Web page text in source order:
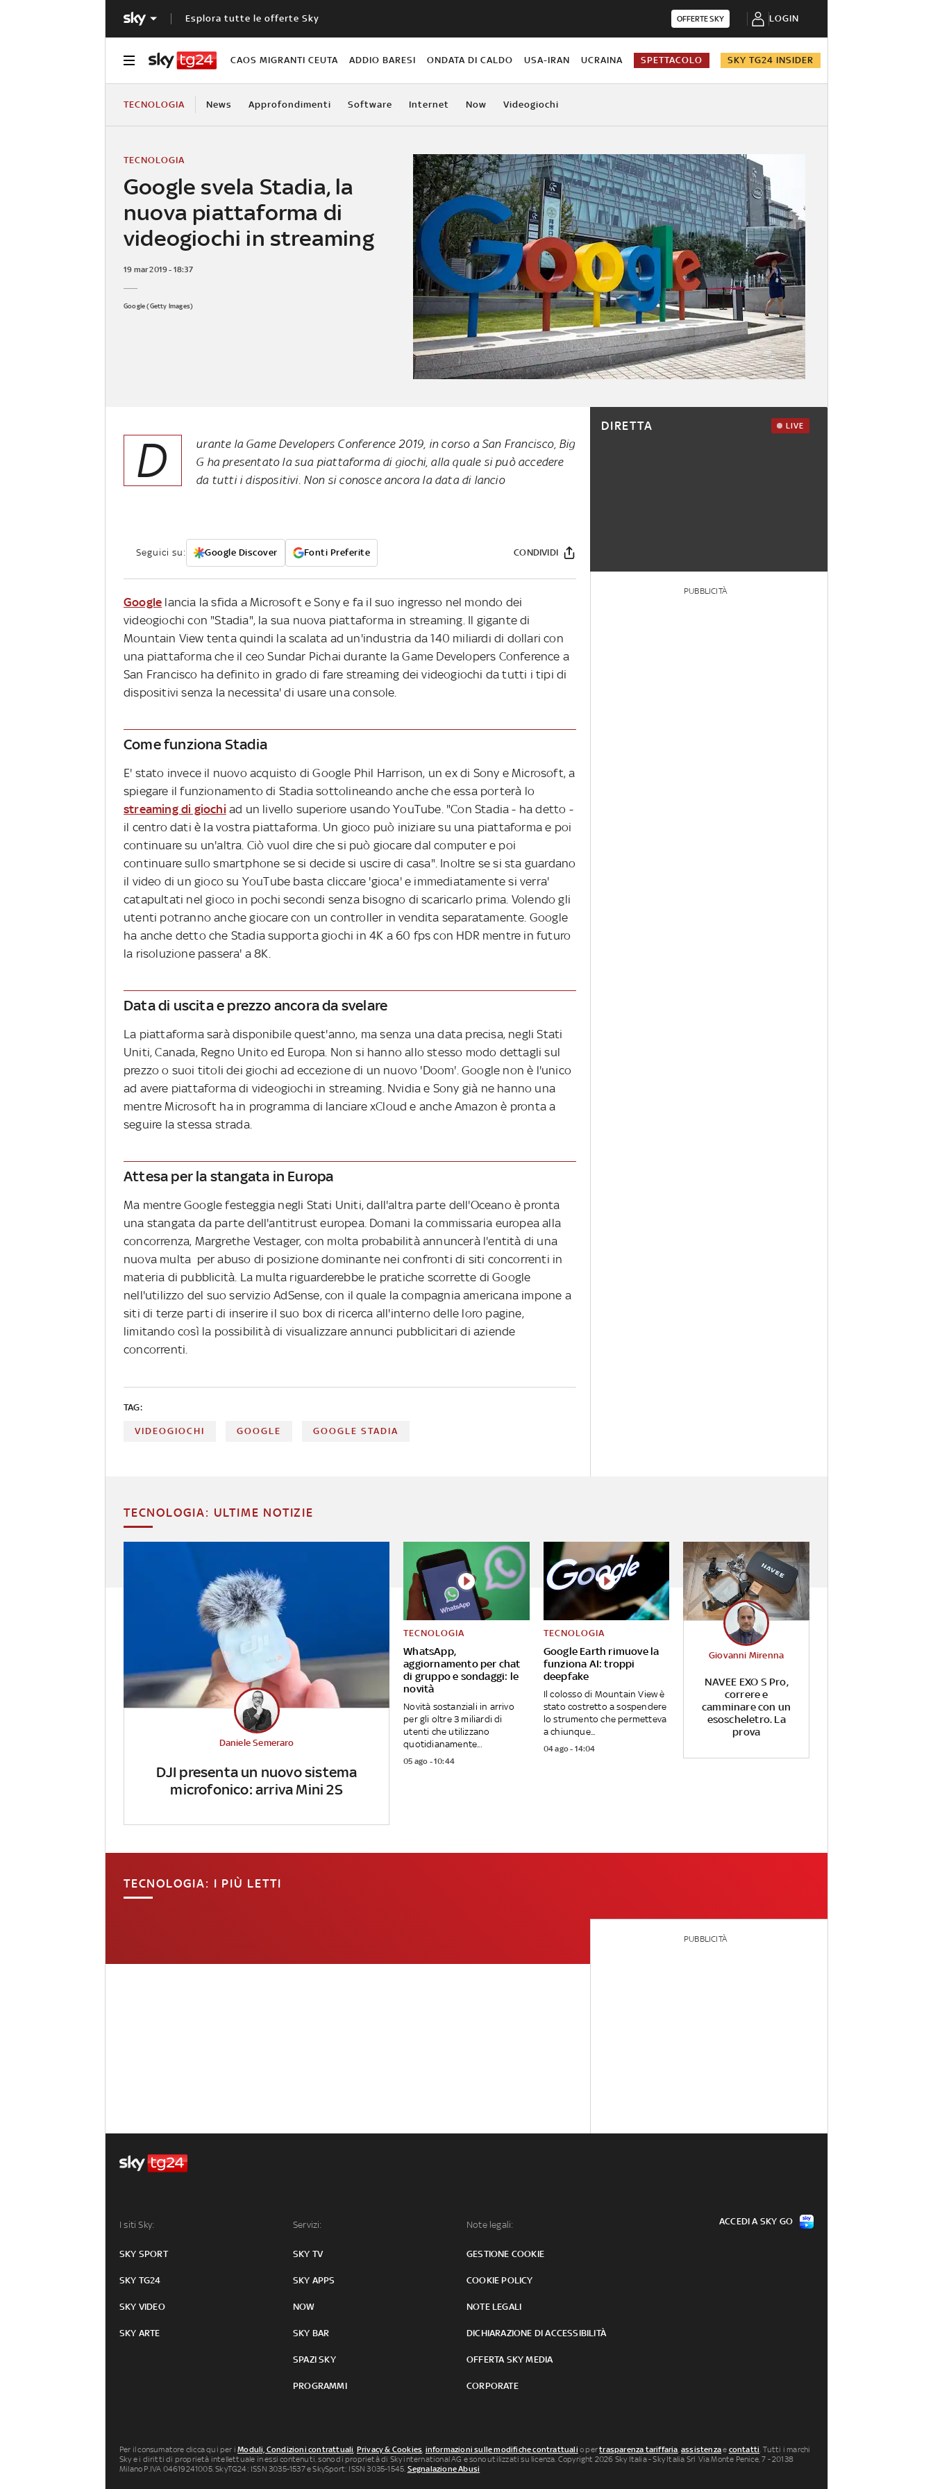
Esplora tutte le offerte Sky OFFERTE SKY LOGIN
CAOS MIGRANTI CEUTA ADDIO BARESI ONDATA DI CALDO USA-IRAN UCRAINA SPETTACOLO SKY TG24 INSIDER
TECNOLOGIA News Approfondimenti Software Internet Now Videogiochi
Google svela Stadia, la
nuova piattaforma di
videogiochi in streaming
TECNOLOGIA
19 mar 2019 - 18:37
Google (Getty Images)
D
urante la Game Developers Conference 2019, in corso a San Francisco, Big
G ha presentato la sua piattaforma di giochi, alla quale si può accedere
da tutti i dispositivi. Non si conosce ancora la data di lancio
Seguici su: Google Discover Fonti Preferite CONDIVIDI
Google lancia la sfida a Microsoft e Sony e fa il suo ingresso nel mondo dei
videogiochi con "Stadia", la sua nuova piattaforma in streaming. Il gigante di
Mountain View tenta quindi la scalata ad un'industria da 140 miliardi di dollari con
una piattaforma che il ceo Sundar Pichai durante la Game Developers Conference a
San Francisco ha definito in grado di fare streaming dei videogiochi da tutti i tipi di
dispositivi senza la necessita' di usare una console.
Come funziona Stadia
E' stato invece il nuovo acquisto di Google Phil Harrison, un ex di Sony e Microsoft, a
spiegare il funzionamento di Stadia sottolineando anche che essa porterà lo
streaming di giochi ad un livello superiore usando YouTube. "Con Stadia - ha detto -
il centro dati è la vostra piattaforma. Un gioco può iniziare su una piattaforma e poi
continuare su un'altra. Ciò vuol dire che si può giocare dal computer e poi
continuare sullo smartphone se si decide si uscire di casa". Inoltre se si sta guardano
il video di un gioco su YouTube basta cliccare 'gioca' e immediatamente si verra'
catapultati nel gioco in pochi secondi senza bisogno di scaricarlo prima. Volendo gli
utenti potranno anche giocare con un controller in vendita separatamente. Google
ha anche detto che Stadia supporta giochi in 4K a 60 fps con HDR mentre in futuro
la risoluzione passera' a 8K.
Data di uscita e prezzo ancora da svelare
La piattaforma sarà disponibile quest'anno, ma senza una data precisa, negli Stati
Uniti, Canada, Regno Unito ed Europa. Non si hanno allo stesso modo dettagli sul
prezzo o suoi titoli dei giochi ad eccezione di un nuovo 'Doom'. Google non è l'unico
ad avere piattaforma di videogiochi in streaming. Nvidia e Sony già ne hanno una
mentre Microsoft ha in programma di lanciare xCloud e anche Amazon è pronta a
seguire la stessa strada.
Attesa per la stangata in Europa
Ma mentre Google festeggia negli Stati Uniti, dall'altra parte dell'Oceano è pronta
una stangata da parte dell'antitrust europea. Domani la commissaria europea alla
concorrenza, Margrethe Vestager, con molta probabilità annuncerà l'entità di una
nuova multa per abuso di posizione dominante nei confronti di siti concorrenti in
materia di pubblicità. La multa riguarderebbe le pratiche scorrette di Google
nell'utilizzo del suo servizio AdSense, con il quale la compagnia americana impone a
siti di terze parti di inserire il suo box di ricerca all'interno delle loro pagine,
limitando così la possibilità di visualizzare annunci pubblicitari di aziende
concorrenti.
TAG:
VIDEOGIOCHI GOOGLE GOOGLE STADIA
DIRETTA LIVE
PUBBLICITÀ
TECNOLOGIA: ULTIME NOTIZIE
DJI presenta un nuovo sistema
microfonico: arriva Mini 2S
Daniele Semeraro
WhatsApp,
aggiornamento per chat
di gruppo e sondaggi: le
novità
TECNOLOGIA
Novità sostanziali in arrivo
per gli oltre 3 miliardi di
utenti che utilizzano
quotidianamente...
05 ago - 10:44
Google Earth rimuove la
funziona AI: troppi
deepfake
TECNOLOGIA
Il colosso di Mountain View è
stato costretto a sospendere
lo strumento che permetteva
a chiunque...
04 ago - 14:04
NAVEE EXO S Pro,
correre e
camminare con un
esoscheletro. La
prova
Giovanni Mirenna
TECNOLOGIA: I PIÙ LETTI
PUBBLICITÀ
I siti Sky:
SKY SPORT
SKY TG24
SKY VIDEO
SKY ARTE
Servizi:
SKY TV
SKY APPS
NOW
SKY BAR
SPAZI SKY
PROGRAMMI
Note legali:
GESTIONE COOKIE
COOKIE POLICY
NOTE LEGALI
DICHIARAZIONE DI ACCESSIBILITÀ
OFFERTA SKY MEDIA
CORPORATE
ACCEDI A SKY GO
Per il consumatore clicca qui per iModuli, Condizioni contrattuali, Privacy & Cookies, informazioni sulle modifiche contrattuali o pertrasparenza tariffaria,assistenzae contatti. Tutti i marchi
Sky e i diritti di proprietà intellettuale in essi contenuti, sono di proprietà di Sky international AG e sono utilizzati su licenza. Copyright 2026 Sky Italia - Sky Italia Srl Via Monte Penice, 7 - 20138
Milano P.IVA 04619241005. SkyTG24: ISSN 3035-1537 e SkySport: ISSN 3035-1545. Segnalazione Abusi